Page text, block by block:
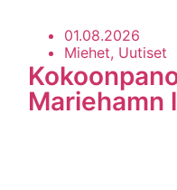
01.08.2026
Miehet, Uutiset
Mariehamn